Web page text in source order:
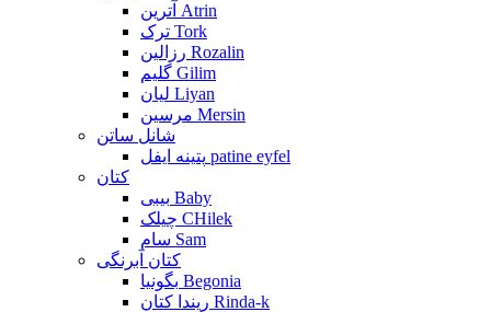
آترین Atrin
ترک Tork
رزالین Rozalin
گلیم Gilim
لیان Liyan
مرسین Mersin
شانل ساتن
پتینه ایفل patine eyfel
کتان
بیبی Baby
چیلک CHilek
سام Sam
کتان آبرنگی
بگونیا Begonia
ریندا کتان Rinda-k